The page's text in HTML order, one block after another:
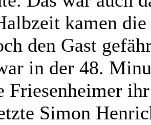
kamen
den Gast
in der 48.
Friesenheimer
Simon